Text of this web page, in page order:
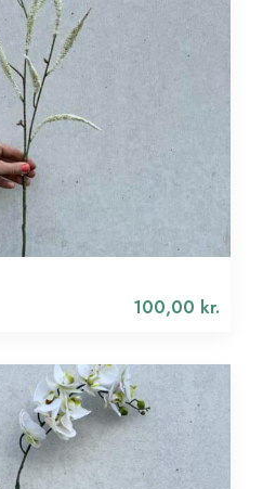
100,00 kr.